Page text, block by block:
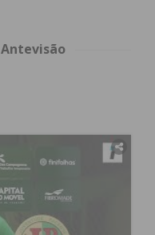
Antevisão